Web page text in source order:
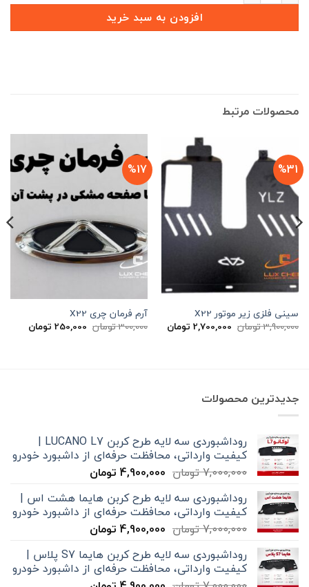
افزودن به سبد خرید
محصولات مرتبط
%31
سینی فلزی زیر موتور X22
3,900,000تومان قیمت
اصلی
2,700,000 تومانقیمت
فعلی
%17
آرم فرمان چری X22
300,000تومان قیمت
اصلی
250,000 تومانقیمت
فعلی
جدیدترین محصولات
روداشبوردی سه‌ لایه طرح کربن LUCANO L7 |
کیفیت وارداتی، محافظت حرفه‌ای از داشبورد خودرو
7,000,000تومان قیمت
7,000,000 تومان
بود.
4,900,000 تومانقیمت
4,900,000 تومان
است.
روداشبوردی سه‌ لایه طرح کربن هایما هشت اس |
کیفیت وارداتی، محافظت حرفه‌ای از داشبورد خودرو
7,000,000تومان قیمت
7,000,000 تومان
بود.
4,900,000 تومانقیمت
4,900,000 تومان
است.
روداشبوردی سه‌ لایه طرح کربن هایما S7 پلاس |
کیفیت وارداتی، محافظت حرفه‌ای از داشبورد خودرو